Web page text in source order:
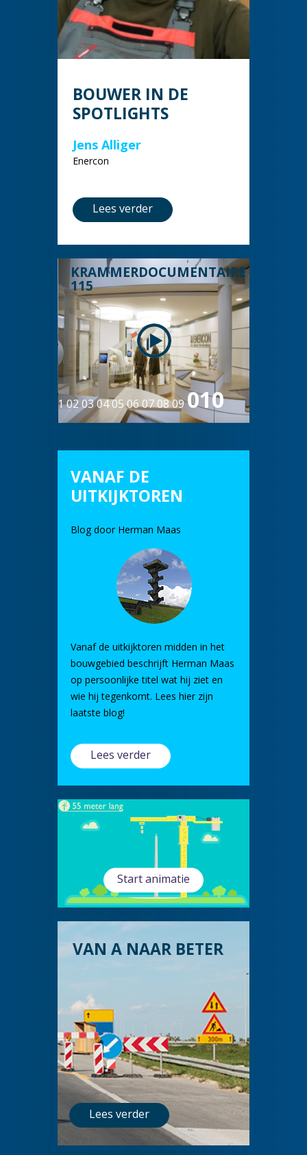
BOUWER IN DE
SPOTLIGHTS
Jens Alliger
Enercon
Lees verder
#8 DEEL
KRAMMERDOCUMENTAIRE #9: DE E-
115
0102 030405 06070809010
VANAF DE
UITKIJKTOREN
Blog door Herman Maas
Vanaf de uitkijktoren midden in het
bouwgebied beschrijft Herman Maas
op persoonlijke titel wat hij ziet en
wie hij tegenkomt. Lees hier zijn
laatste blog!
Lees verder
Start animatie
VAN A NAAR BETER
Lees verder